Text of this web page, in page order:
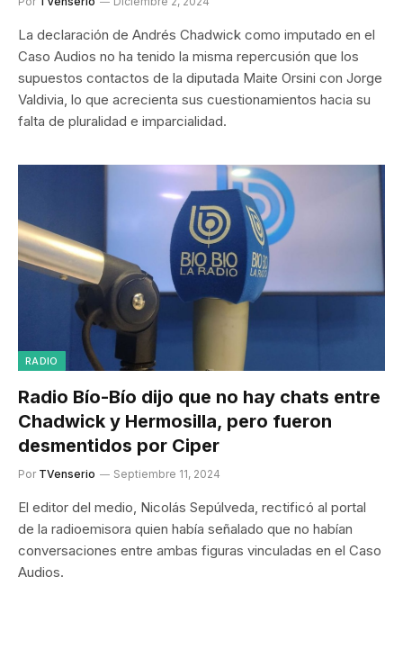
La declaración de Andrés Chadwick como imputado en el
Caso Audios no ha tenido la misma repercusión que los
supuestos contactos de la diputada Maite Orsini con Jorge
Valdivia, lo que acrecienta sus cuestionamientos hacia su
falta de pluralidad e imparcialidad.
RADIO
Radio Bío-Bío dijo que no hay chats entre
Chadwick y Hermosilla, pero fueron
desmentidos por Ciper
Por TVenserio Septiembre 11, 2024
El editor del medio, Nicolás Sepúlveda, rectificó al portal
de la radioemisora quien había señalado que no habían
conversaciones entre ambas figuras vinculadas en el Caso
Audios.